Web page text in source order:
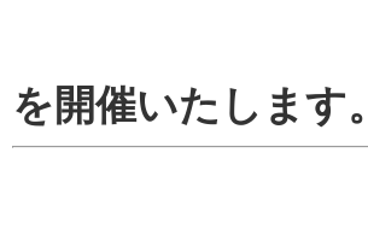
を開催いたします。